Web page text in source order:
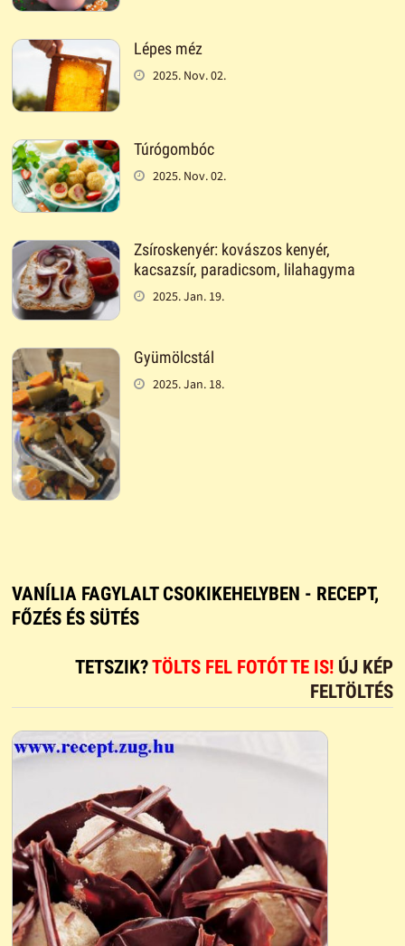
Lépes méz
2025. Nov. 02.
Túrógombóc
2025. Nov. 02.
Zsíroskenyér: kovászos kenyér,
kacsazsír, paradicsom, lilahagyma
2025. Jan. 19.
Gyümölcstál
2025. Jan. 18.
VANÍLIA FAGYLALT CSOKIKEHELYBEN - RECEPT,
FŐZÉS ÉS SÜTÉS
TETSZIK?TÖLTS FEL FOTÓT TE IS! ÚJ KÉP
FELTÖLTÉS